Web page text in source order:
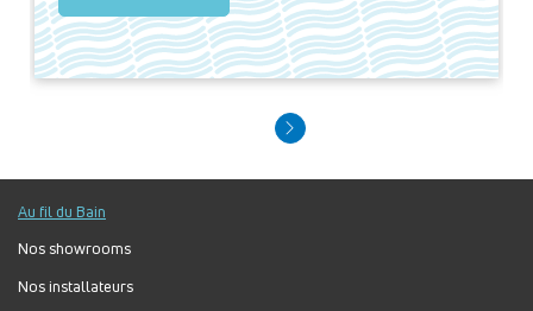
Au fil du Bain
Nos showrooms
Nos installateurs